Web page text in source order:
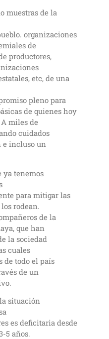
muestras de la
organizaciones
de
productores,
etc, de una
pleno para
de quienes hoy
miles de
cuidados
e incluso un
ya tenemos
para mitigar las
rodean.
de la
que han
la sociedad
cuales
de todo el país
de un
situación
es deficitaria desde
5 años.